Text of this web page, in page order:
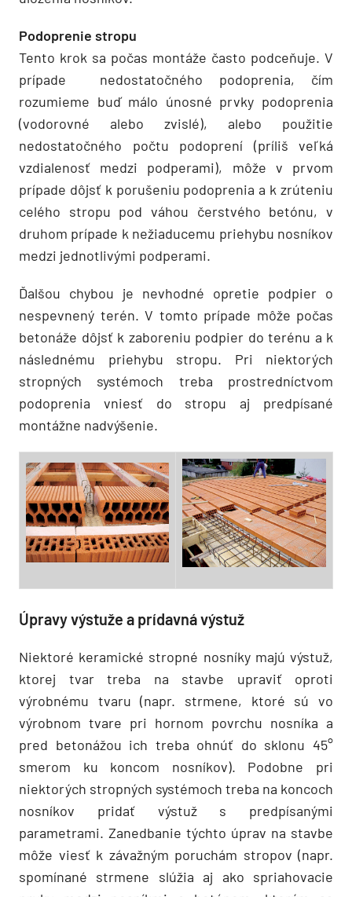
Podoprenie stropu
Tento krok sa počas montáže často podceňuje. V
prípade nedostatočného podoprenia, čím
rozumieme buď málo únosné prvky podoprenia
(vodorovné alebo zvislé), alebo použitie
nedostatočného počtu podoprení (príliš veľká
vzdialenosť medzi podperami), môže v prvom
prípade dôjsť k porušeniu podoprenia a k zrúteniu
celého stropu pod váhou čerstvého betónu, v
druhom prípade k nežiaducemu priehybu nosníkov
medzi jednotlivými podperami.
Ďalšou chybou je nevhodné opretie podpier o
nespevnený terén. V tomto prípade môže počas
betonáže dôjsť k zaboreniu podpier do terénu a k
následnému priehybu stropu. Pri niektorých
stropných systémoch treba prostredníctvom
podoprenia vniesť do stropu aj predpísané
montážne nadvýšenie.
Úpravy výstuže a prídavná výstuž
Niektoré keramické stropné nosníky majú výstuž,
ktorej tvar treba na stavbe upraviť oproti
výrobnému tvaru (napr. strmene, ktoré sú vo
výrobnom tvare pri hornom povrchu nosníka a
pred betonážou ich treba ohnúť do sklonu 45°
smerom ku koncom nosníkov). Podobne pri
niektorých stropných systémoch treba na koncoch
nosníkov pridať výstuž s predpísanými
parametrami. Zanedbanie týchto úprav na stavbe
môže viesť k závažným poruchám stropov (napr.
spomínané strmene slúžia aj ako spriahovacie